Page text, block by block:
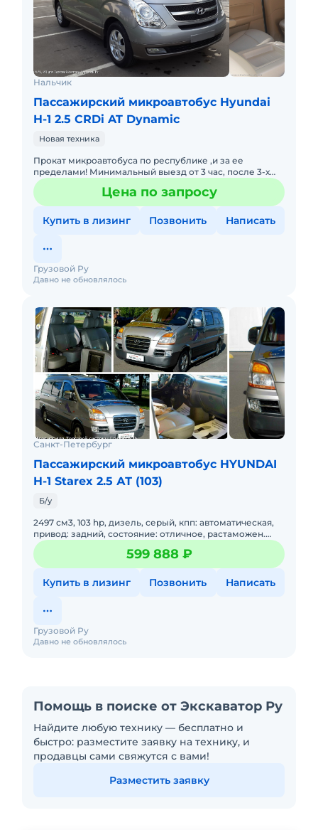
Нальчик
Пассажирский микроавтобус Hyundai
H-1 2.5 CRDi AT Dynamic
Новая техника
Прокат микроавтобуса по республике ,и за ее
пределами! Минимальный выезд от 3 час, после 3-х
часов цена снижается до 500 "руб. за час" в
зависимости от машины.Цена по запросу
Купить в лизинг Позвонить Написать
Давно не обновлялось
Грузовой Ру
Санкт-Петербург
Пассажирский микроавтобус HYUNDAI
H-1 Starex 2.5 АТ (103)
Б/у
2497 см3, 103 hp, дизель, серый, кпп: автоматическая,
привод: задний, состояние: отличное, растаможен.
Антиблокировочная система (ABS), Усилитель
рулевого упра
599 888 ₽
Купить в лизинг Позвонить Написать
Давно не обновлялось
Грузовой Ру
Помощь в поиске от Экскаватор Ру
Найдите любую технику — бесплатно и
быстро: разместите заявку на технику, и
продавцы сами свяжутся с вами!
Разместить заявку